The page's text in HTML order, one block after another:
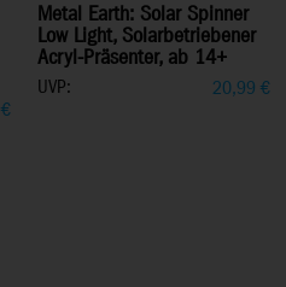
€
Metal Earth: Solar Spinner
Low Light, Solarbetriebener
Acryl-Präsenter, ab 14+
UVP: 20,99 €